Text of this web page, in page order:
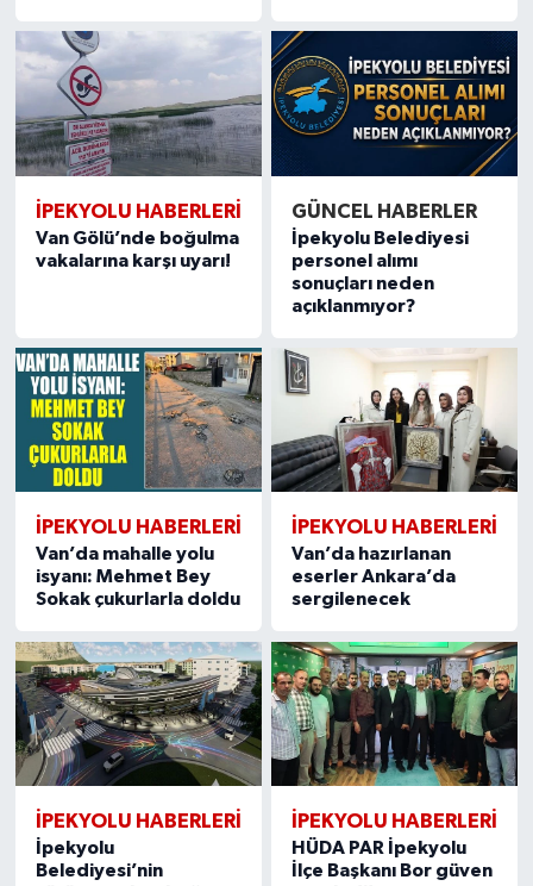
İPEKYOLU HABERLERİ
Van Gölü’nde boğulma
vakalarına karşı uyarı!
GÜNCEL HABERLER
İpekyolu Belediyesi
personel alımı
sonuçları neden
açıklanmıyor?
İPEKYOLU HABERLERİ
Van’da mahalle yolu
isyanı: Mehmet Bey
Sokak çukurlarla doldu
İPEKYOLU HABERLERİ
Van’da hazırlanan
eserler Ankara’da
sergilenecek
İPEKYOLU HABERLERİ
İpekyolu
Belediyesi’nin
İPEKYOLU HABERLERİ
HÜDA PAR İpekyolu
İlçe Başkanı Bor güven